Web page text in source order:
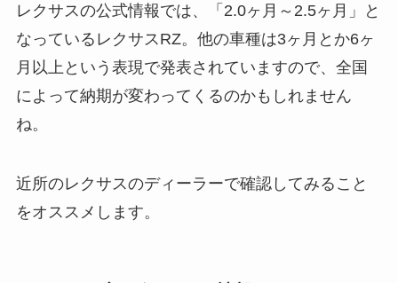
レクサスの公式情報では、「2.0ヶ月～2.5ヶ月」と
なっているレクサスRZ。他の車種は3ヶ月とか6ヶ
月以上という表現で発表されていますので、全国
によって納期が変わってくるのかもしれません
ね。
近所のレクサスのディーラーで確認してみること
をオススメします。